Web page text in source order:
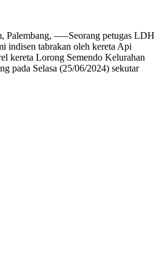
—–Seorang petugas LDH
indisen tabrakan oleh kereta Api
kereta Lorong Semendo Kelurahan
pada Selasa (25/06/2024) sekutar